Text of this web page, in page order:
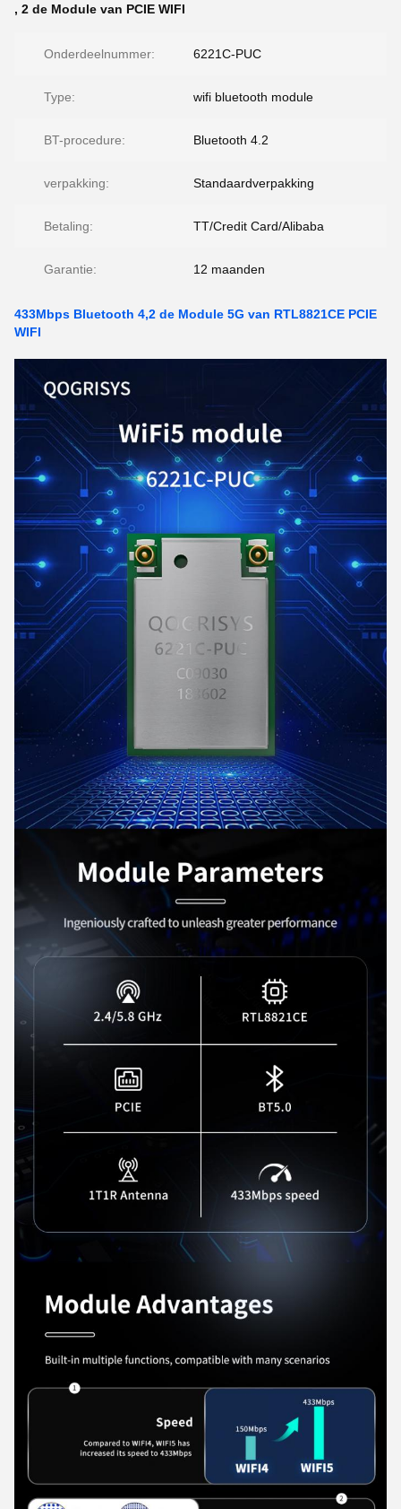
, 2 de Module van PCIE WIFI
Onderdeelnummer: 6221C-PUC
Type: wifi bluetooth module
BT-procedure: Bluetooth 4.2
verpakking: Standaardverpakking
Betaling: TT/Credit Card/Alibaba
Garantie: 12 maanden
433Mbps Bluetooth 4,2 de Module 5G van RTL8821CE PCIE
WIFI